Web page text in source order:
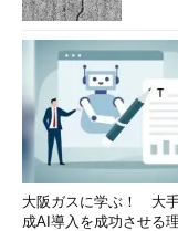
大阪ガスに学ぶ！ 大
成AI導入を成功させる